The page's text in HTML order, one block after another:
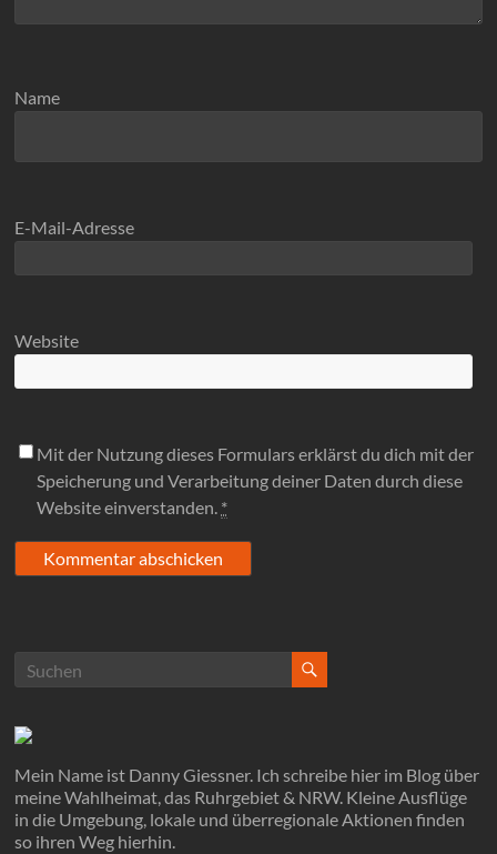
Name
E-Mail-Adresse
Website
Mit der Nutzung dieses Formulars erklärst du dich mit der
Speicherung und Verarbeitung deiner Daten durch diese
Website einverstanden. *
Mein Name ist Danny Giessner. Ich schreibe hier im Blog über
meine Wahlheimat, das Ruhrgebiet & NRW. Kleine Ausflüge
in die Umgebung, lokale und überregionale Aktionen finden
so ihren Weg hierhin.